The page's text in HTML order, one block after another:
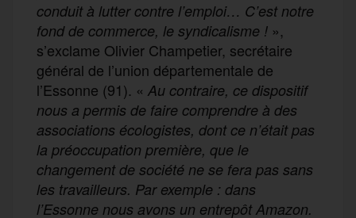
conduit à lutter contre l’emploi… C’est notre
fond de commerce, le syndicalisme ! »,
s’exclame Olivier Champetier, secrétaire
général de l’union départementale de
l’Essonne (91). « Au contraire, ce dispositif
nous a permis de faire comprendre à des
associations écologistes, dont ce n’était pas
la préoccupation première, que le
changement de société ne se fera pas sans
les travailleurs. Par exemple : dans
l’Essonne nous avons un entrepôt Amazon.